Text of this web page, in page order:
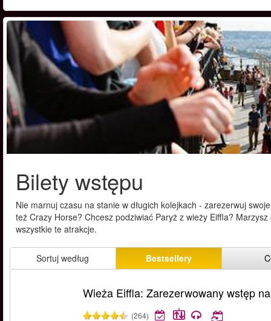
Bilety wstępu
Nie marnuj czasu na stanie w długich kolejkach - zarezerwuj
też Crazy Horse? Chcesz podziwiać Paryż z wieży Eiffla?
wszystkie te atrakcje.
Sortuj według Bestsellery
Wieża Eiffla: Zarezerwowany wstęp
(264)